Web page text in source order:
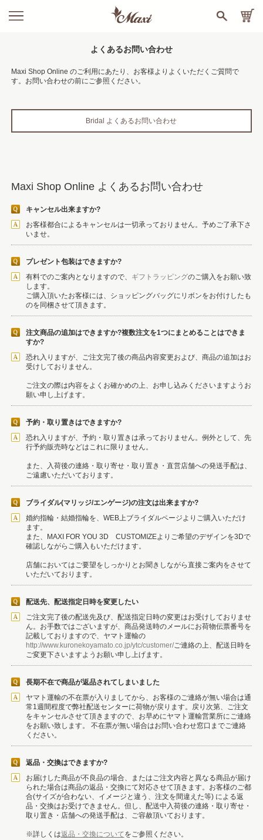
よくあるお問い合わせ
Maxi Shop Online のご利用にあたり、お客様よりよくいただくご質問で
す。お問い合わせの前にご参照ください。
Bridal よくあるお問い合わせ
Maxi Shop Online よくあるお問い合わせ
キャンセル出来ますか?
お客様都合によるキャンセルは一切承っておりません。予めご了承下さ
いませ。
プレゼント包装はできますか?
有料でのご案内となりますので、
ギフトラッピングのご購入をお願い致
します。
ご購入頂いたお客様には、ショッピングバッグにリボンをお付けしたも
のを同梱させて頂きます。
注文商品の追加はできますか?複数注文を1つにまとめることはできま
すか?
恐れ入りますが、ご注文完了後の商品内容変更および、商品の追加はお
受けしておりません。
ご注文の際は内容をよくお確かめの上、お申し込みくださいますようお
願い申し上げます。
予約・取り置きはできますか?
恐れ入りますが、予約・取り置きは承っておりません。例外として、先
行予約販売時などはこれに限りません。
また、入荷後の連絡・取り寄せ・取り置き・直営店舗への発送手配は、
ご遠慮いただいております。
ブライダル(マリッジ/エンゲージ)の注文は出来ますか?
婚約指輪・結婚指輪を、WEB上ブライダルページよりご購入いただけ
ます。
また、MAXI FOR YOU 3D CUSTOMIZEよりご希望のデザインを3Dで
確認しながらご購入もいただけます。
店舗においてはご要望をしっかりとお聞きしながら直接ご案内をさせて
いただいております。
配送先、配送指定日時を変更したい
ご注文完了後の配送先及び、配送指定日時の変更はお受けしておりませ
ん。お手数ではございますが、商品発送時のメールにお荷物伝票番号を
記載しておりますので、ヤマト運輸の
http://www.kuronekoyamato.co.jp/ytc/customer/ご連絡の上、配送日時を
ご変更下さいますようお願い申し上げます。
長期不在で商品が返品されてしまいました
ヤマト運輸の不在票が入りましてから、お客様のご連絡が無い場合は通
常1週間程度で弊社配送センターに荷物が戻ります。戻り次第、ご注文
をキャンセルさせて頂きますので、お早めにヤマト運輸営業所にご連絡
をお願い致します。 不在票が無い場合はお問い合わせ窓口までご連絡
ください。
返品・交換はできますか?
お届けした商品が不良品の場合、またはご注文内容と異なる商品が届け
られた場合は商品の返品・交換にて対応させて頂きます。お客様のご都
合(サイズが合わない、イメージと違う、注文を間違えた等) による返
品・交換はお受けできません。但し、配送中入荷後の連絡・取り寄せ・
取り置き・店舗への発送手配は、ご容赦頂いております。
※詳しくは返品・交換についてをご参照ください。